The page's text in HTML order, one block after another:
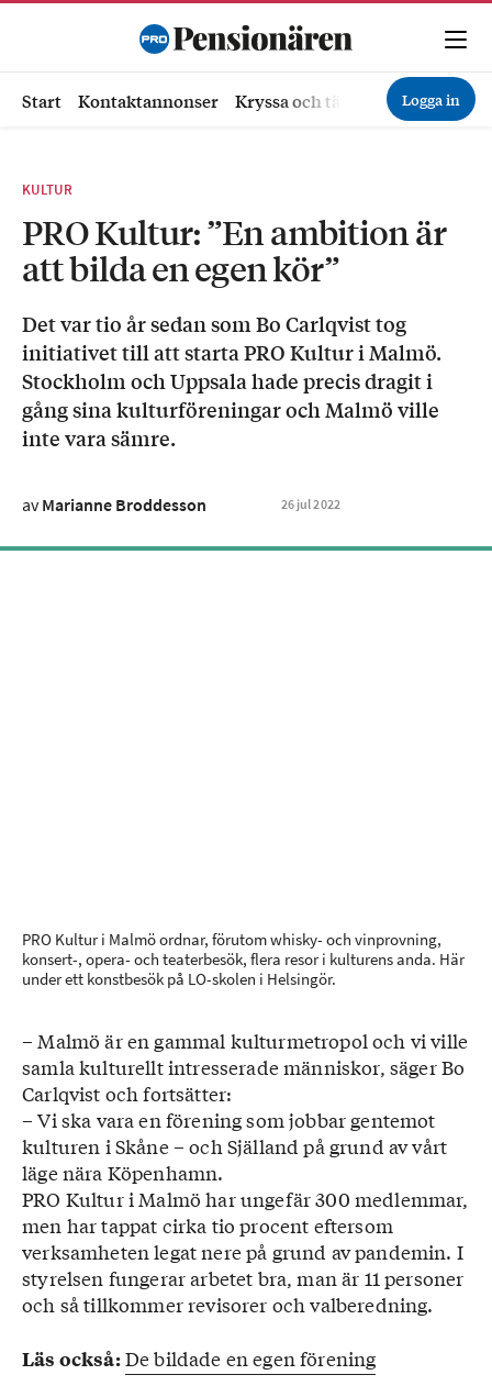
Start Kontaktannonser Kryssa och tävla Ekonomi
Logga in
KULTUR
PRO Kultur: ”En ambition är
att bilda en egen kör”
Det var tio år sedan som Bo Carlqvist tog
initiativet till att starta PRO Kultur i Malmö.
Stockholm och Uppsala hade precis dragit i
gång sina kulturföreningar och Malmö ville
inte vara sämre.
avMarianne Broddesson 26 jul2022
PRO Kultur i Malmö ordnar, förutom whisky- och vinprovning,
konsert-, opera- och teaterbesök, flera resor i kulturens anda. Här
under ett konstbesök på LO-skolen i Helsingör.
– Malmö är en gammal kulturmetropol och vi ville
samla kulturellt intresserade människor, säger Bo
Carlqvist och fortsätter:
– Vi ska vara en förening som jobbar gentemot
kulturen i Skåne – och Själland på grund av vårt
läge nära Köpenhamn.
PRO Kultur i Malmö har ungefär 300 medlemmar,
men har tappat cirka tio procent eftersom
verksamheten legat nere på grund av pandemin. I
styrelsen fungerar arbetet bra, man är 11 personer
och så tillkommer revisorer och valberedning.
Läs också:De bildade en egen förening